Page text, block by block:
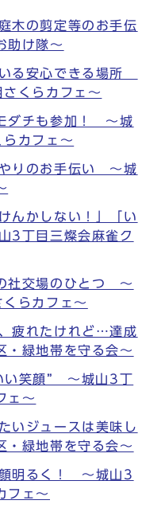
木の剪定等のお手伝
助け隊～
いる安心できる場所
くらカフェ～
ダチも参加！ ～城
カフェ～
やりのお手伝い ～城
んかしない！」「い
3丁目三燦会麻雀ク
社交場のひとつ ～
らカフェ～
疲れたけれど…達成
緑地帯を守る会～
い笑顔” ～城山3丁
ェ～
いジュースは美味し
緑地帯を守る会～
顔明るく！ ～城山3
フェ～